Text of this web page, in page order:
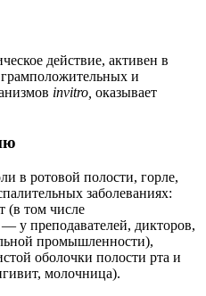
действие, активен в
и
invitro оказывает
в ротовой полости, горле,
заболеваниях:
(в том числе
у преподавателей, дикторов,
промышленности),
оболочки полости рта и
молочница).